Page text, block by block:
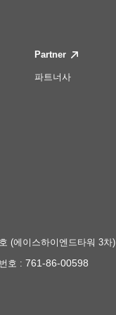
Partner
파트너사
(에이스하이엔드타워 3차)
호 : 761-86-00598